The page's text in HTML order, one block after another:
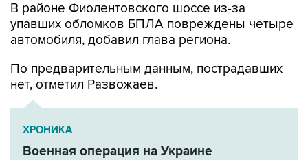
В районе Фиолентовского шоссе из-за
упавших обломков БПЛА повреждены четыре
автомобиля, добавил глава региона.
По предварительным данным, пострадавших
нет, отметил Развожаев.
ХРОНИКА
Военная операция на Украине